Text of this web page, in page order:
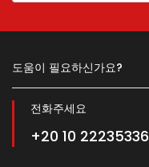
도움이 필요하신가요?
전화주세요
+20 10 22235336